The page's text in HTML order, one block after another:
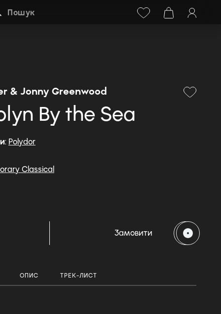
+38 (068) 778-40-38
Пошук
& Jonny Greenwood
By the Sea
: Polydor
Classical
Замовити
ОПИС ТРЕК-ЛИСТ